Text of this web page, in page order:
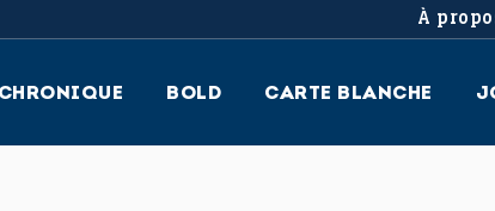
À
CHRONIQUE BOLD CARTE BLANCHE